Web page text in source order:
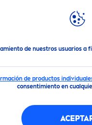
de nuestros usuarios a
de productos
consentimiento en
DESTACADOS